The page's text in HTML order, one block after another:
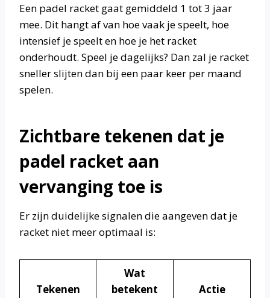
Een padel racket gaat gemiddeld 1 tot 3 jaar
mee. Dit hangt af van hoe vaak je speelt, hoe
intensief je speelt en hoe je het racket
onderhoudt. Speel je dagelijks? Dan zal je racket
sneller slijten dan bij een paar keer per maand
spelen.
Zichtbare tekenen dat je
padel racket aan
vervanging toe is
Er zijn duidelijke signalen die aangeven dat je
racket niet meer optimaal is:
Tekenen
Wat
betekent
Actie